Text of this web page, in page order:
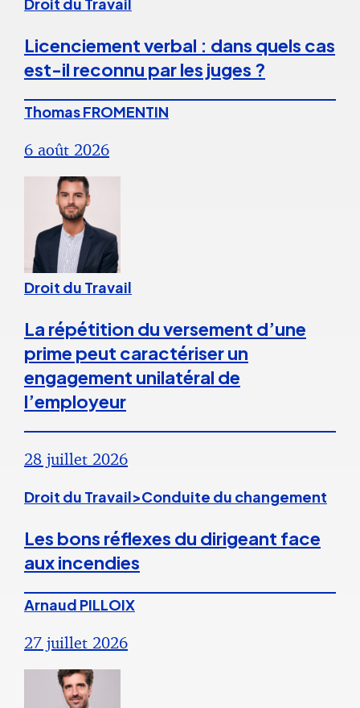
Licenciement verbal : dans quels cas
est-il reconnu par les juges ?
Thomas FROMENTIN
6 août 2026
Droit du Travail
La répétition du versement d’une
prime peut caractériser un
engagement unilatéral de
l’employeur
28 juillet 2026
Droit du Travail>Conduite du changement
Les bons réflexes du dirigeant face
aux incendies
Arnaud PILLOIX
27 juillet 2026